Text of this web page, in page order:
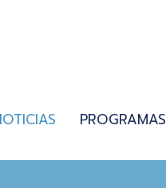
PROGRAMAS